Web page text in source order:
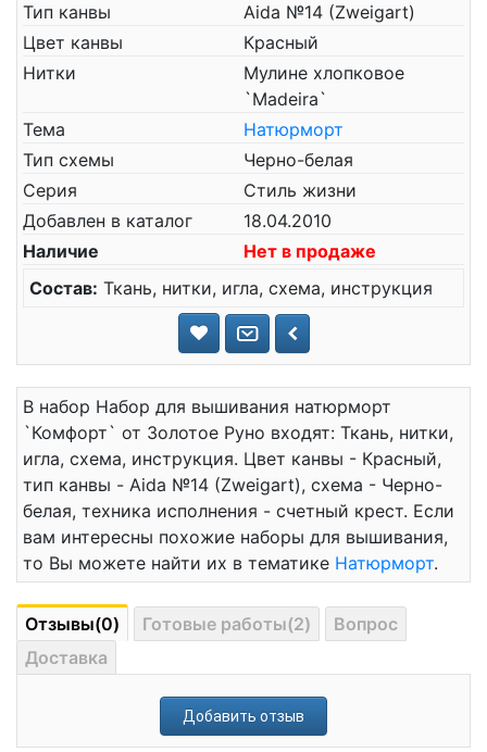
Тип канвы
Aida №14 (Zweigart)
Цвет канвы
Красный
Нитки
Мулине хлопковое
`Madeira`
Тема
Натюрморт
Тип схемы
Черно-белая
Серия
Стиль жизни
Добавлен в каталог
18.04.2010
Наличие
Нет в продаже
Состав: Ткань, нитки, игла, схема, инструкция
В набор Набор для вышивания натюрморт
`Комфорт` от Золотое Руно входят: Ткань, нитки,
игла, схема, инструкция. Цвет канвы - Красный,
тип канвы - Aida №14 (Zweigart), схема - Черно-
белая, техника исполнения - счетный крест. Если
вам интересны похожие наборы для вышивания,
то Вы можете найти их в тематике Натюрморт.
Отзывы(0) Готовые работы(2)
Вопрос
Доставка
Добавить отзыв